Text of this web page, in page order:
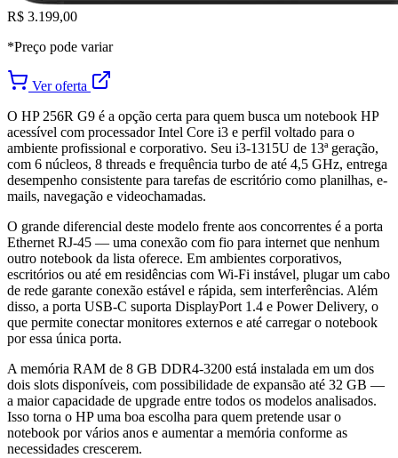
R$ 3.199,00
*Preço pode variar
Ver oferta
O HP 256R G9 é a opção certa para quem busca um notebook HP
acessível com processador Intel Core i3 e perfil voltado para o
ambiente profissional e corporativo. Seu i3-1315U de 13ª geração,
com 6 núcleos, 8 threads e frequência turbo de até 4,5 GHz, entrega
desempenho consistente para tarefas de escritório como planilhas, e-
mails, navegação e videochamadas.
O grande diferencial deste modelo frente aos concorrentes é a porta
Ethernet RJ-45 — uma conexão com fio para internet que nenhum
outro notebook da lista oferece. Em ambientes corporativos,
escritórios ou até em residências com Wi-Fi instável, plugar um cabo
de rede garante conexão estável e rápida, sem interferências. Além
disso, a porta USB-C suporta DisplayPort 1.4 e Power Delivery, o
que permite conectar monitores externos e até carregar o notebook
por essa única porta.
A memória RAM de 8 GB DDR4-3200 está instalada em um dos
dois slots disponíveis, com possibilidade de expansão até 32 GB —
a maior capacidade de upgrade entre todos os modelos analisados.
Isso torna o HP uma boa escolha para quem pretende usar o
notebook por vários anos e aumentar a memória conforme as
necessidades crescerem.